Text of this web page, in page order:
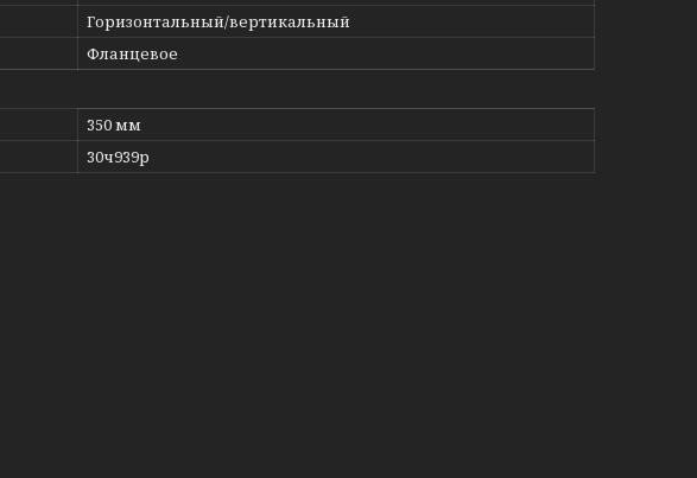
Горизонтальный/вертикальный
Фланцевое
350 мм
30ч939р